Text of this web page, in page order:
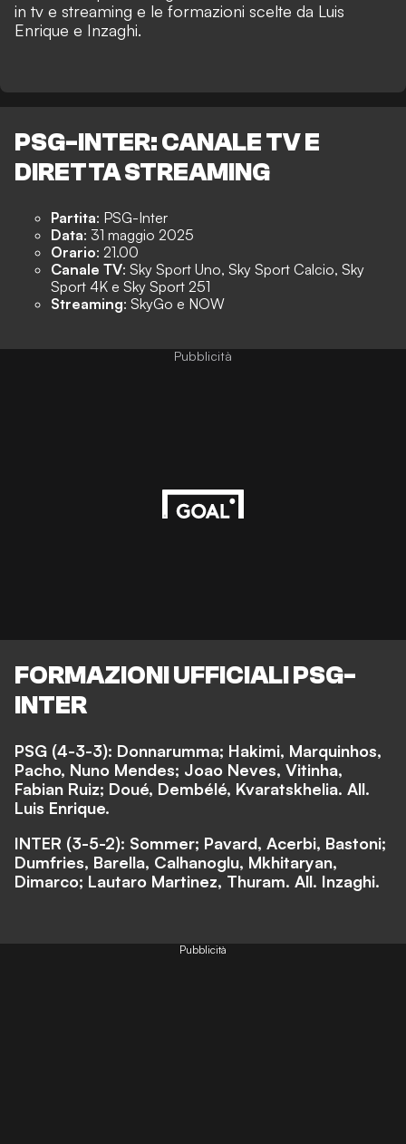
in tv e streaming e le formazioni scelte da Luis
Enrique e Inzaghi.
PSG-INTER: CANALE TV E
DIRETTA STREAMING
Partita: PSG-Inter
Data: 31 maggio 2025
Orario: 21.00
Canale TV: Sky Sport Uno, Sky Sport Calcio, Sky
Sport 4K e Sky Sport 251
Streaming: SkyGo e NOW
Pubblicità
FORMAZIONI UFFICIALI PSG-
INTER
PSG (4-3-3): Donnarumma; Hakimi, Marquinhos,
Pacho, Nuno Mendes; Joao Neves, Vitinha,
Fabian Ruiz; Doué, Dembélé, Kvaratskhelia. All.
Luis Enrique.
INTER (3-5-2): Sommer; Pavard, Acerbi, Bastoni;
Dumfries, Barella, Calhanoglu, Mkhitaryan,
Dimarco; Lautaro Martinez, Thuram. All. Inzaghi.
Pubblicità